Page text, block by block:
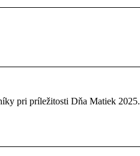
pri príležitosti Dňa Matiek 2025.